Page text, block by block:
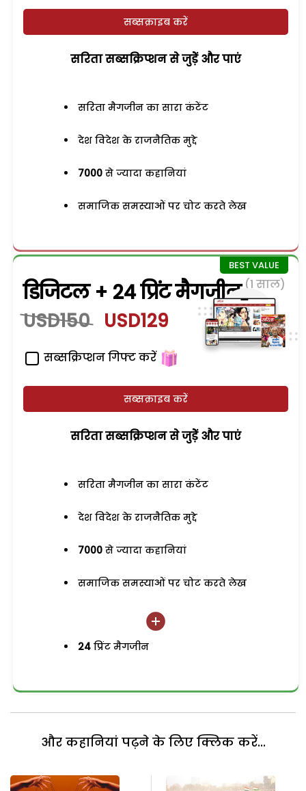
सब्सक्राइब करें
सरिता सब्सक्रिप्शन से जुड़ेें और पाएं
सरिता मैगजीन का सारा कंटेंट
देश विदेश के राजनैतिक मुद्दे
7000 से ज्यादा कहानियां
समाजिक समस्याओं पर चोट करते लेख
डिजिटल + 24 प्रिंट मैगजीन (1 साल)
USD150 USD129
सब्सक्रिप्शन गिफ्ट करें
सब्सक्राइब करें
सरिता सब्सक्रिप्शन से जुड़ेें और पाएं
सरिता मैगजीन का सारा कंटेंट
देश विदेश के राजनैतिक मुद्दे
7000 से ज्यादा कहानियां
समाजिक समस्याओं पर चोट करते लेख
24 प्रिंट मैगजीन
और कहानियां पढ़ने के लिए क्लिक करें...